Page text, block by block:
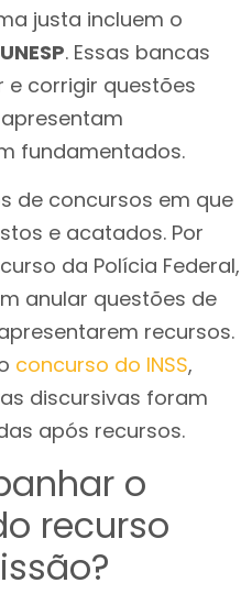
justa incluem o
. Essas bancas
e corrigir questões
fundamentados.
de concursos em que
e acatados. Por
da Polícia Federal,
anular questões de
recursos.
concurso do INSS,
discursivas foram
após recursos.
o
recurso